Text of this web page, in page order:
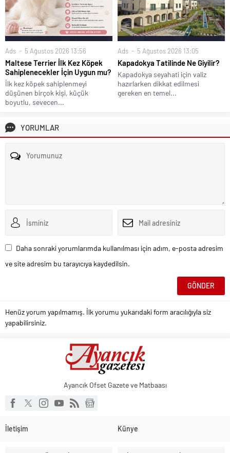
Ads 5 Ağustos 2026 13:56
Maltese Terrier İlk Kez Köpek
Sahiplenecekler İçin Uygun mu?
İlk kez köpek sahiplenmeyi
düşünen birçok kişi, küçük
boyutlu, sevecen...
Ads 5 Ağustos 2026 13:05
Kapadokya Tatilinde Ne Giyilir?
Kapadokya seyahati için valiz
hazırlarken dikkat edilmesi
gereken en temel...
YORUMLAR
Daha sonraki yorumlarımda kullanılması için adım, e-posta adresim
ve site adresim bu tarayıcıya kaydedilsin.
Henüz yorum yapılmamış. İlk yorumu yukarıdaki form aracılığıyla siz
yapabilirsiniz.
Ayancık Ofset Gazete ve Matbaası
İletişim Künye